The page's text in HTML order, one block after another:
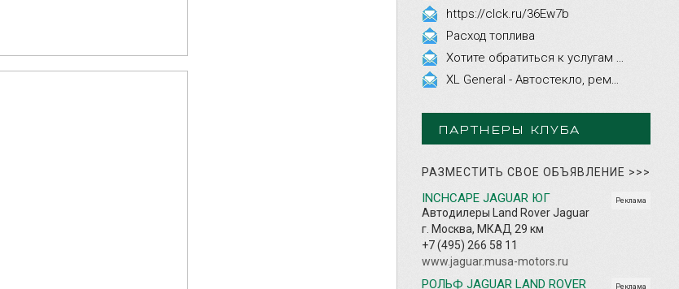
https://clck.ru/36Ew7b
Расход топлива
ПАРТНЕРЫ КЛУБА
РАЗМЕСТИТЬ СВОЕ ОБЪЯВЛЕНИЕ >>>
Реклама
INCHCAPE JAGUAR ЮГ
Автодилеры Land Rover Jaguar
г. Москва, МКАД 29 км
+7 (495) 266 58 11
www.jaguar.musa-motors.ru
Реклама
РОЛЬФ JAGUAR LAND ROVER